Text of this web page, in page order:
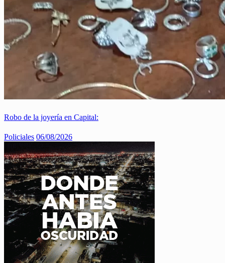
Robo de la joyería en Capital:
Policiales 06/08/2026